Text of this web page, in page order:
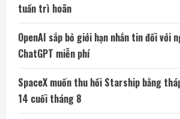
tuần trì hoãn
OpenAI sắp bỏ giới hạn nhắn tin đối với
ChatGPT miễn phí
SpaceX muốn thu hồi Starship bằng
14 cuối tháng 8